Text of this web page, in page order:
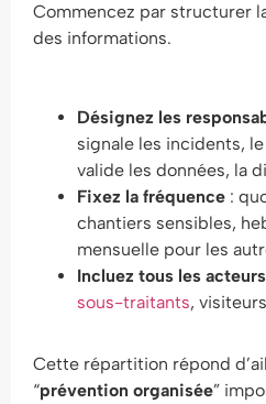
Commencez par structurer
des informations.
Désignez les
signale les incidents,
valide les données, la
Fixez la fréquence :
chantiers sensibles,
mensuelle pour les
Incluez tous les acteurs
sous-traitants,
Cette répartition répond
“prévention organisée”